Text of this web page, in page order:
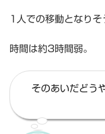
1人での移動となりそ
時間は約3時間弱。
そのあいだどう